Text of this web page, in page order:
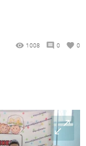
1008 0 0